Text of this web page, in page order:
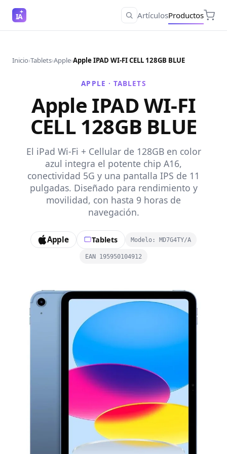
IA ArtículosProductos
Inicio›Tablets›Apple›Apple IPAD WI-FI CELL 128GB BLUE
APPLE ·TABLETS
Apple IPAD WI-FI
CELL 128GB BLUE
El iPad Wi-Fi + Cellular de 128GB en color
azul integra el potente chip A16,
conectividad 5G y una pantalla IPS de 11
pulgadas. Diseñado para rendimiento y
movilidad, con hasta 9 horas de
navegación.
Apple Tablets Modelo: MD7G4TY/A
EAN 195950104912